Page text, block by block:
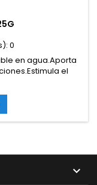
0
en agua.Aporta
el
la
exclusivo en la
